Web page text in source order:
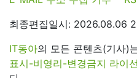
최종편집일시: 2026.08.06
IT동아의 모든 콘텐츠(기사)
표시-비영리-변경금지 라이